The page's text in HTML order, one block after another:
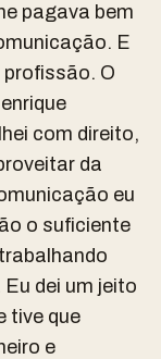
pagava bem
E
profissão. O
com direito,
da
eu
o suficiente
dei um jeito
tive que
e